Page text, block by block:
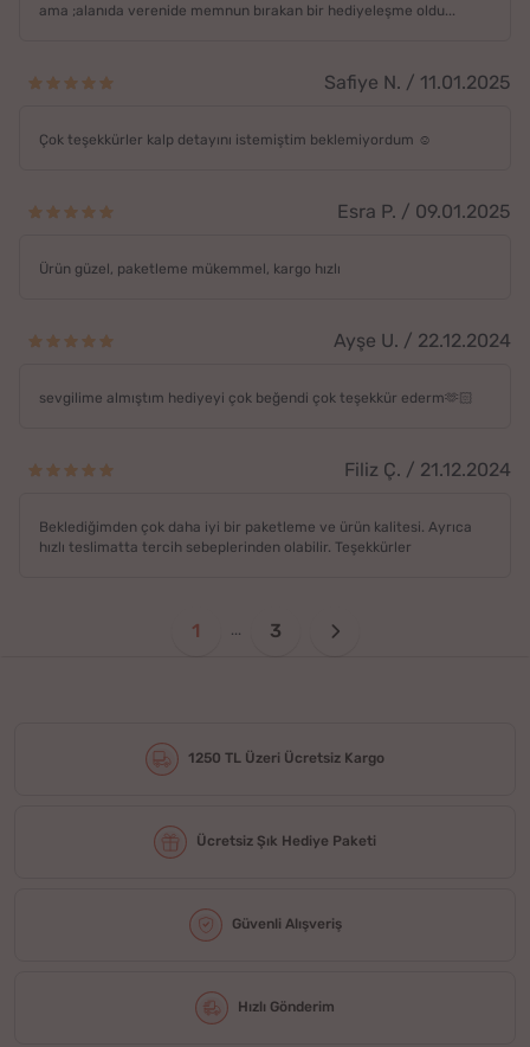
ama ;alanıda verenide memnun bırakan bir hediyeleşme oldu...
Safiye N. / 11.01.2025
Çok teşekkürler kalp detayını istemiştim beklemiyordum ☺️
Esra P. / 09.01.2025
Ürün güzel, paketleme mükemmel, kargo hızlı
Ayşe U. / 22.12.2024
sevgilime almıştım hediyeyi çok beğendi çok teşekkür ederm🫶🏻
Filiz Ç. / 21.12.2024
Beklediğimden çok daha iyi bir paketleme ve ürün kalitesi. Ayrıca
hızlı teslimatta tercih sebeplerinden olabilir. Teşekkürler
1 ... 3
1250 TL Üzeri Ücretsiz Kargo
Ücretsiz Şık Hediye Paketi
Güvenli Alışveriş
Hızlı Gönderim